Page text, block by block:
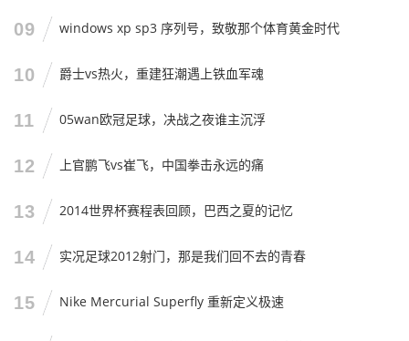
供油不稳，跑车（攻手）也跑不起来。
第三, 心理建设比技术训练更重要。现在的这支女排，技术不
025年世锦赛，我希望看到一支敢打敢拼的队伍，哪怕输了
第四,
家也别太灰心，新老交替是必然规律，美国女排、巴西女排
都经历过低谷，咱们要给教练组一点时间，给年轻球员一点
空间，2025年世锦赛，或许是一个新的开始，而不是必须夺
09 windows xp sp3 序列号，致敬那个体育黄金时代
10 爵士vs热火，重建狂潮遇上铁血军魂
11 05wan欧冠足球，决战之夜谁主沉浮
12 上官鹏飞vs崔飞，中国拳击永远的痛
13 2014世界杯赛程表回顾，巴西之夏的记忆
14 实况足球2012射门，那是我们回不去的青春
15 Nike Mercurial Superfly 重新定义极速